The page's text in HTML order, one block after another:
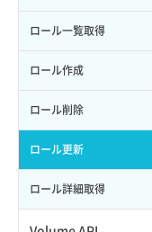
ロール一覧取得
ロール作成
ロール削除
ロール更新
ロール詳細取得